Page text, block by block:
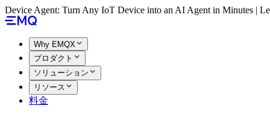
Device Agent: Turn Any IoT Device into an AI Agent in Minutes |
Why EMQX
プロダクト
ソリューション
リソース
料金